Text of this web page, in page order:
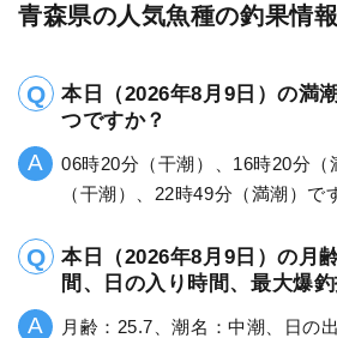
青森県の人気魚種の釣果情報
本日（2026年8月9日）の満
つですか？
06時20分（干潮）、16時20分（
（干潮）、22時49分（満潮）で
本日（2026年8月9日）の月
間、日の入り時間、最大爆
月齢：25.7、潮名：中潮、日の